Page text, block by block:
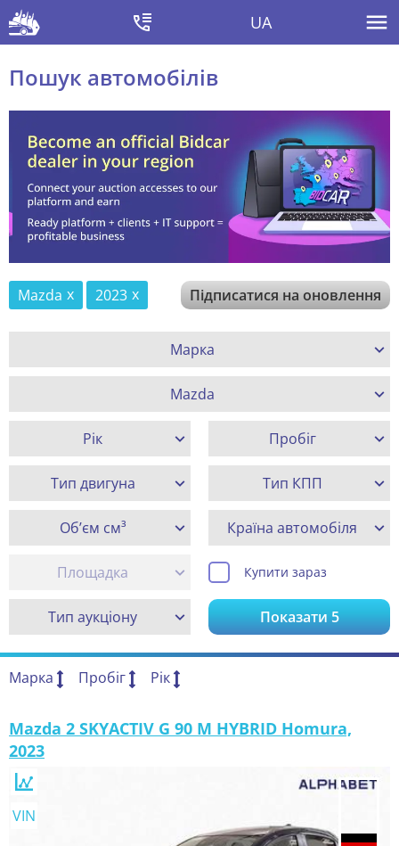
UA
Пошук автомобілів
Mazda 2023 Підписатися на оновлення
Марка
Mazda
Рік Пробіг
Тип двигуна Тип КПП
Об’єм см³ Країна автомобіля
Площадка Купити зараз
Тип аукціону Показати5
Марка Пробіг Рік
Mazda 2 SKYACTIV G 90 M HYBRID Homura,
2023
VIN